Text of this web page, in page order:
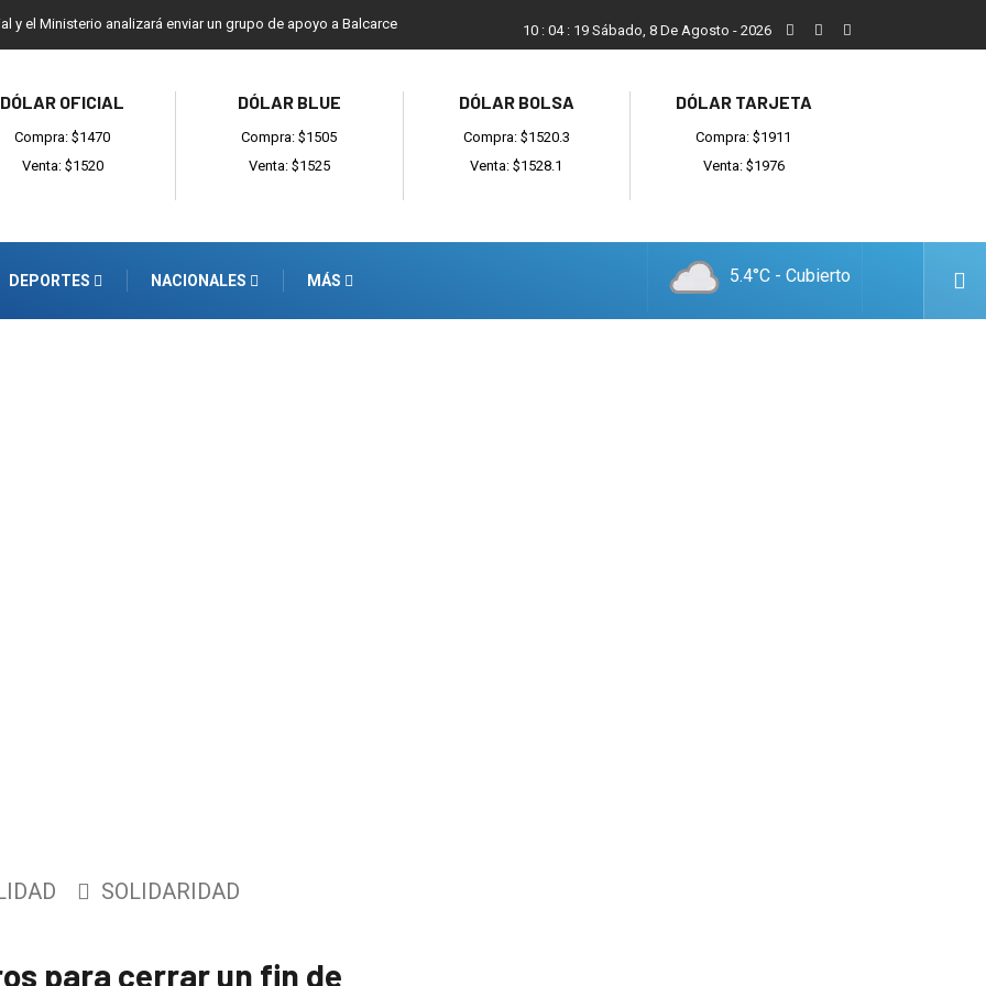
y el Ministerio analizará enviar un grupo de apoyo a Balcarce Vecinos, instituciones y concejales se manifestaron contra
10 : 04: 20 Sábado, 8 De Agosto - 2026
DÓLAR OFICIAL
Compra: $1470
Venta: $1520
DÓLAR BLUE
Compra: $1505
Venta: $1525
DÓLAR BOLSA
Compra: $1520.3
Venta: $1528.1
DÓLAR TARJETA
Compra: $1911
Venta: $1976
DEPORTES NACIONALES MÁS 5.4°C - Cubierto
SOLIDARIDAD
para cerrar un fin de